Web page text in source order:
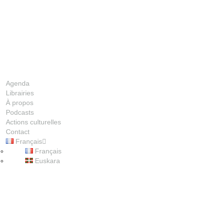
Agenda
Librairies
À propos
Podcasts
Actions culturelles
Contact
Français
Français
Euskara
00:00